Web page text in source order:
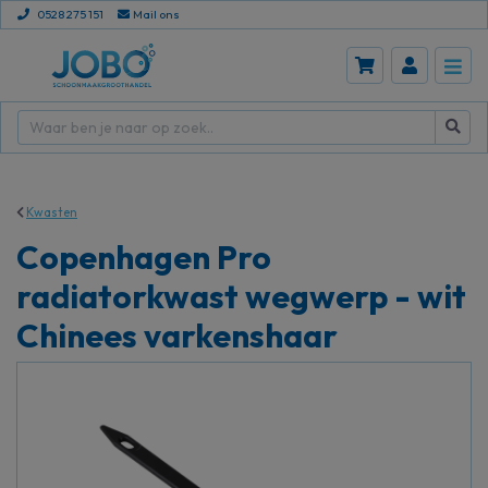
0528 275 151 Mail ons
Kwasten
Copenhagen Pro
radiatorkwast wegwerp - wit
Chinees varkenshaar